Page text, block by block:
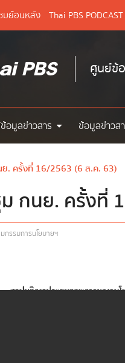
มย้อนหลัง Thai PBS PODCAST
ศูนย์ข้
อมูลข่าวสาร ข้อมูลข่าวส
ย. ครั้งที่ 16/2563 (6 ส.ค. 63)
ม กนย. ครั้งที่
กรรมการนโยบายฯ